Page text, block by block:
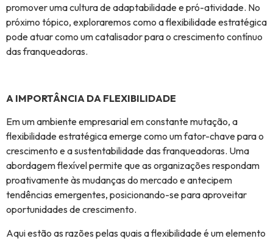
promover uma cultura de adaptabilidade e pró-atividade. No
próximo tópico, exploraremos como a flexibilidade estratégica
pode atuar como um catalisador para o crescimento contínuo
das franqueadoras.
A IMPORTÂNCIA DA FLEXIBILIDADE
Em um ambiente empresarial em constante mutação, a
flexibilidade estratégica emerge como um fator-chave para o
crescimento e a sustentabilidade das franqueadoras. Uma
abordagem flexível permite que as organizações respondam
proativamente às mudanças do mercado e antecipem
tendências emergentes, posicionando-se para aproveitar
oportunidades de crescimento.
Aqui estão as razões pelas quais a flexibilidade é um elemento